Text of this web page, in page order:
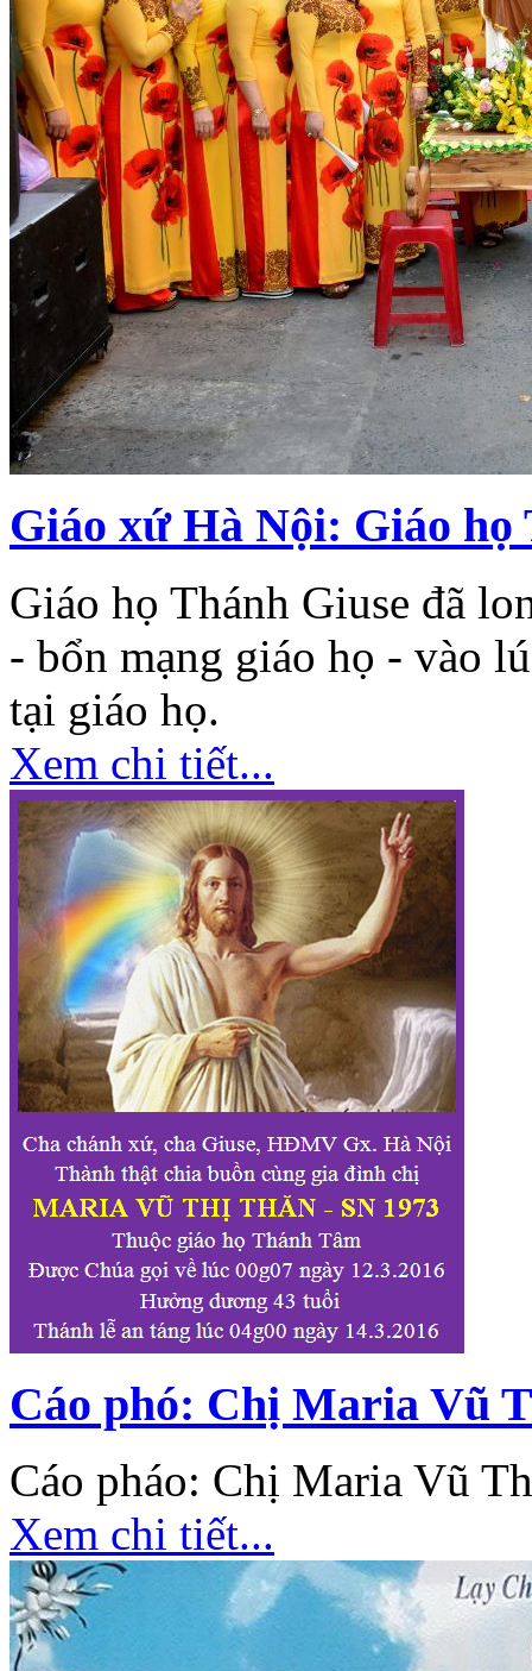
Giáo xứ Hà Nội: Giáo họ
Giáo họ Thánh Giuse đã
- bổn mạng giáo họ - vào
tại giáo họ.
Xem chi tiết...
Cáo phó: Chị Maria Vũ
Cáo pháo: Chị Maria Vũ
Xem chi tiết...